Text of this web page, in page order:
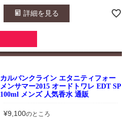
詳細を見る
カルバンクライン エタニティフォー
メンサマー2015 オードトワレ EDT SP
100ml メンズ 人気香水 通販
¥9,100のところ